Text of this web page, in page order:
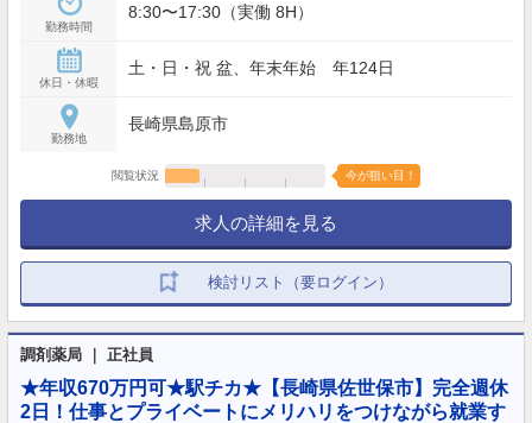
勤務時間
8:30〜17:30（実働 8H）
休日・休暇
土・日・祝 盆、年末年始 年124日
勤務地
長崎県島原市
閲覧状況 今が狙い目！
求人の詳細を見る
検討リスト（要ログイン）
調剤薬局 ｜ 正社員
★年収670万円可★駅チカ★【長崎県佐世保市】完全週休
2日！仕事とプライベートにメリハリをつけながら就業す